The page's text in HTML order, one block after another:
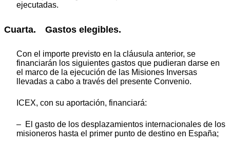
ejecutadas.
Cuarta. Gastos elegibles.
Con el importe previsto en la cláusula anterior, se
financiarán los siguientes gastos que pudieran darse en
el marco de la ejecución de las Misiones Inversas
llevadas a cabo a través del presente Convenio.
ICEX, con su aportación, financiará:
– El gasto de los desplazamientos internacionales de los
misioneros hasta el primer punto de destino en España;